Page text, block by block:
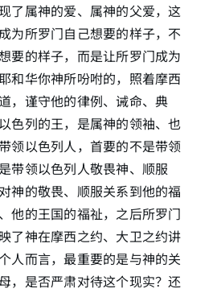
了属神的爱、属神的父爱，这
为所罗门自己想要的样子，不
要的样子，而是让所罗门成为
和华你神所吩咐的，照着摩西
，谨守他的律例、诫命、典
色列的王，是属神的领袖、也
领以色列人，首要的不是带领
带领以色列人敬畏神、顺服
神的敬畏、顺服关系到他的福
他的王国的福祉，之后所罗门
了神在摩西之约、大卫之约讲
人而言，最重要的是与神的关
，是否严肃对待这个现实？还